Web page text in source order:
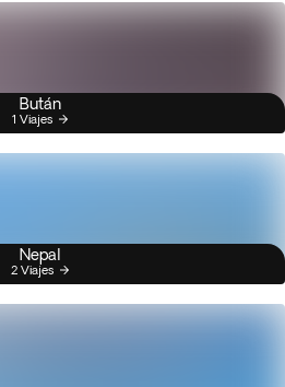
Bután
1 Viajes
Nepal
2 Viajes